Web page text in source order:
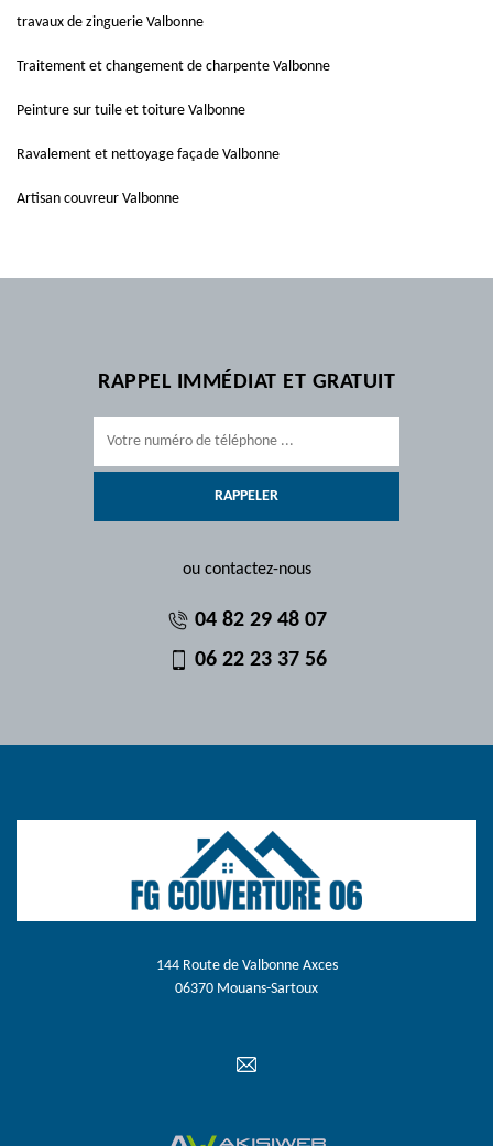
travaux de zinguerie Valbonne
Traitement et changement de charpente Valbonne
Peinture sur tuile et toiture Valbonne
Ravalement et nettoyage façade Valbonne
Artisan couvreur Valbonne
RAPPEL IMMÉDIAT ET GRATUIT
ou contactez-nous
04 82 29 48 07
06 22 23 37 56
144 Route de Valbonne Axces
06370 Mouans-Sartoux